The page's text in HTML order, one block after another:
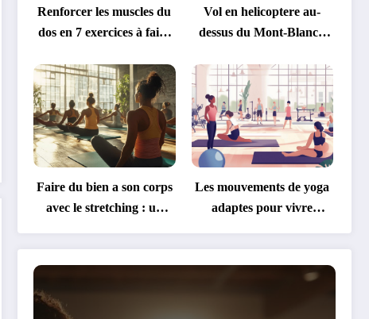
Découvrez le comparateur
gratuit de Sportytrader pour
la Coupe du Monde 2026
Quels sont les
par les
des paris sur
Renforcer les muscles du
dos en 7 exercices à faire
avec applications mobiles
Vol en helicoptere au-
dessus du Mont-Blanc :
excellence dans les
Dolomites
Faire du bien a son corps
avec le stretching : un
gagner en souplesse
Les mouvements de yoga
adaptes pour vivre
hernie discale